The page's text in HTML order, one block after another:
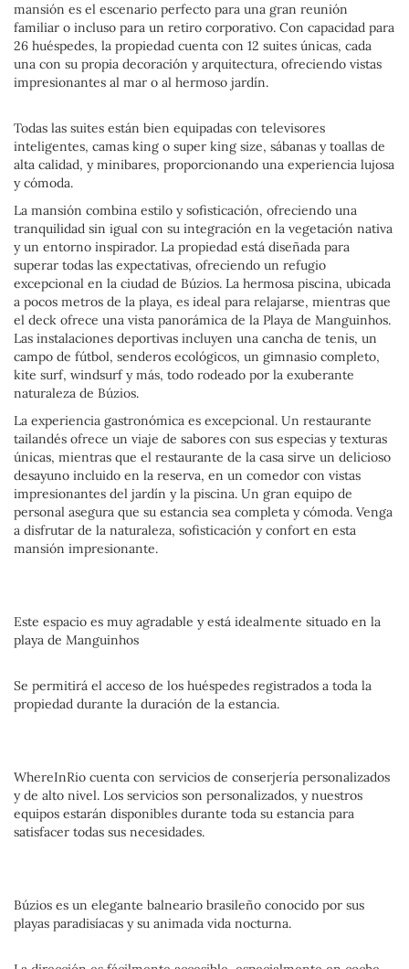
mansión es el escenario perfecto para una gran reunión
familiar o incluso para un retiro corporativo. Con capacidad para
26 huéspedes, la propiedad cuenta con 12 suites únicas, cada
una con su propia decoración y arquitectura, ofreciendo vistas
impresionantes al mar o al hermoso jardín.
Todas las suites están bien equipadas con televisores
inteligentes, camas king o super king size, sábanas y toallas de
alta calidad, y minibares, proporcionando una experiencia lujosa
y cómoda.
La mansión combina estilo y sofisticación, ofreciendo una
tranquilidad sin igual con su integración en la vegetación nativa
y un entorno inspirador. La propiedad está diseñada para
superar todas las expectativas, ofreciendo un refugio
excepcional en la ciudad de Búzios. La hermosa piscina, ubicada
a pocos metros de la playa, es ideal para relajarse, mientras que
el deck ofrece una vista panorámica de la Playa de Manguinhos.
Las instalaciones deportivas incluyen una cancha de tenis, un
campo de fútbol, senderos ecológicos, un gimnasio completo,
kite surf, windsurf y más, todo rodeado por la exuberante
naturaleza de Búzios.
La experiencia gastronómica es excepcional. Un restaurante
tailandés ofrece un viaje de sabores con sus especias y texturas
únicas, mientras que el restaurante de la casa sirve un delicioso
desayuno incluido en la reserva, en un comedor con vistas
impresionantes del jardín y la piscina. Un gran equipo de
personal asegura que su estancia sea completa y cómoda. Venga
a disfrutar de la naturaleza, sofisticación y confort en esta
mansión impresionante.
Este espacio es muy agradable y está idealmente situado en la
playa de Manguinhos
Se permitirá el acceso de los huéspedes registrados a toda la
propiedad durante la duración de la estancia.
WhereInRio cuenta con servicios de conserjería personalizados
y de alto nivel. Los servicios son personalizados, y nuestros
equipos estarán disponibles durante toda su estancia para
satisfacer todas sus necesidades.
Búzios es un elegante balneario brasileño conocido por sus
playas paradisíacas y su animada vida nocturna.